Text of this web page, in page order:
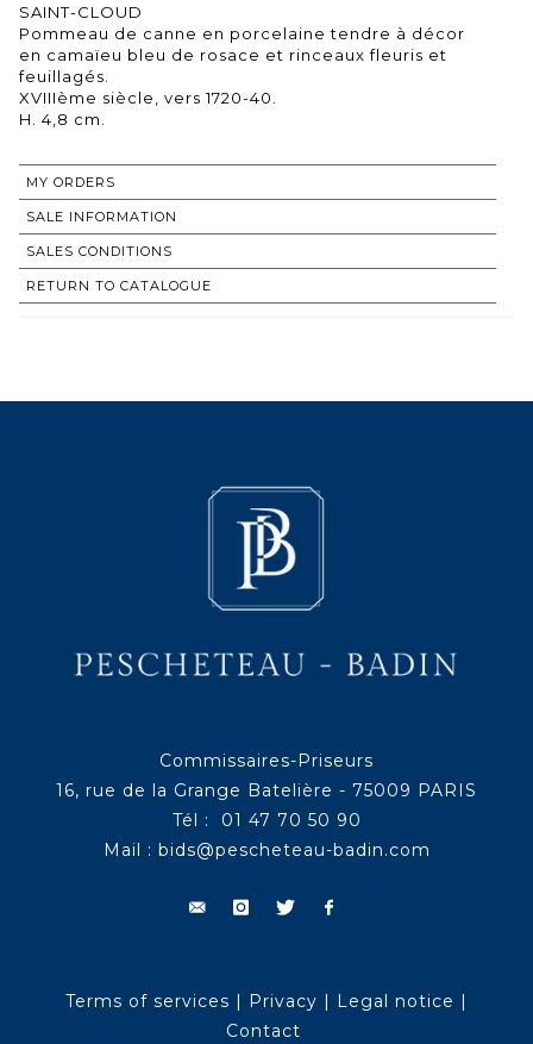
SAINT-CLOUD
Pommeau de canne en porcelaine tendre à décor
en camaïeu bleu de rosace et rinceaux fleuris et
feuillagés.
XVIIIème siècle, vers 1720-40.
H. 4,8 cm.
MY ORDERS
SALE INFORMATION
SALES CONDITIONS
RETURN TO CATALOGUE
Commissaires-Priseurs
16, rue de la Grange Batelière - 75009 PARIS
Tél : 01 47 70 50 90
Mail : bids@pescheteau-badin.com
Terms of services | Privacy | Legal notice |
Contact